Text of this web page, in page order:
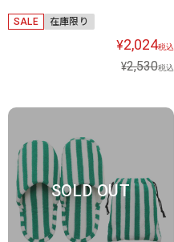
SALE 在庫限り
¥2,024税込
¥2,530税込
SOLD OUT